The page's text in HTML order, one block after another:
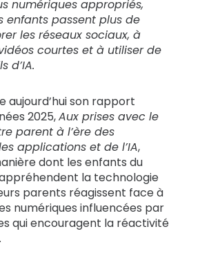
S’inscrire
numériques appropriés,
enfants passent plus de
les réseaux sociaux, à
courtes et à utiliser de
d’IA.
aujourd’hui son rapport
2025,Aux prises avec le
parent à l’ère des
applications et de l’IA,
dont les enfants du
la technologie
parents réagissent face à
numériques influencées par
qui encouragent la réactivité